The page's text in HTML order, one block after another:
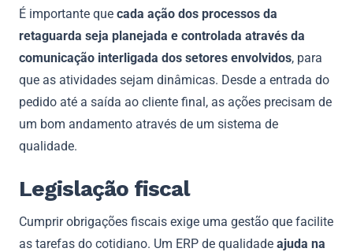
É importante que cada ação dos processos da
retaguarda seja planejada e controlada através da
comunicação interligada dos setores envolvidos, para
que as atividades sejam dinâmicas. Desde a entrada do
pedido até a saída ao cliente final, as ações precisam de
um bom andamento através de um sistema de
qualidade.
Legislação fiscal
Cumprir obrigações fiscais exige uma gestão que facilite
as tarefas do cotidiano. Um ERP de qualidade ajuda na